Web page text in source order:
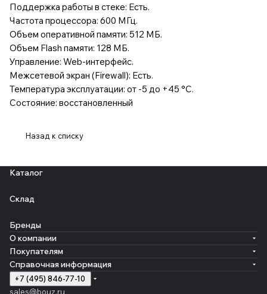
Поддержка работы в стеке: Есть.
Частота процессора: 600 МГц.
Объем оперативной памяти: 512 МБ.
Объем Flash памяти: 128 МБ.
Управление: Web-интерфейс.
Межсетевой экран (Firewall): Есть.
Температура эксплуатации: от -5 до +45 °С.
Состояние: восстановленный
Назад к списку
Каталог
Склад
Бренды
О компании
Покупателям
Справочная информация
+7 (495) 846-77-10
sales@bouz.ru